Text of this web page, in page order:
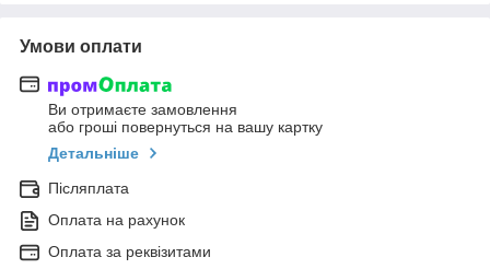
Умови оплати
Ви отримаєте замовлення
або гроші повернуться на вашу картку
Детальніше
Післяплата
Оплата на рахунок
Оплата за реквізитами